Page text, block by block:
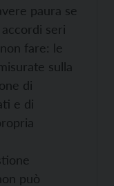
paura se
seri
fare: le
sulla
di
e di
può